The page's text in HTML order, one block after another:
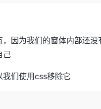
因为我们的窗体内部还没
己
我们使用css移除它